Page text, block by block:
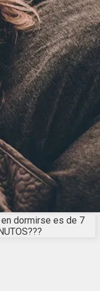
dormirse es de 7